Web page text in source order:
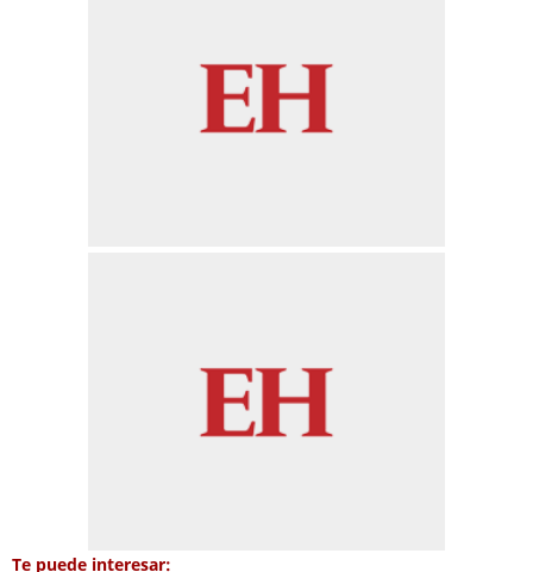
Te puede interesar: